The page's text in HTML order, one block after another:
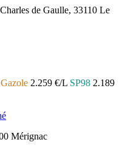
de Gaulle, 33110 Le
Gazole 2.259 €/L SP98 2.189
Mérignac